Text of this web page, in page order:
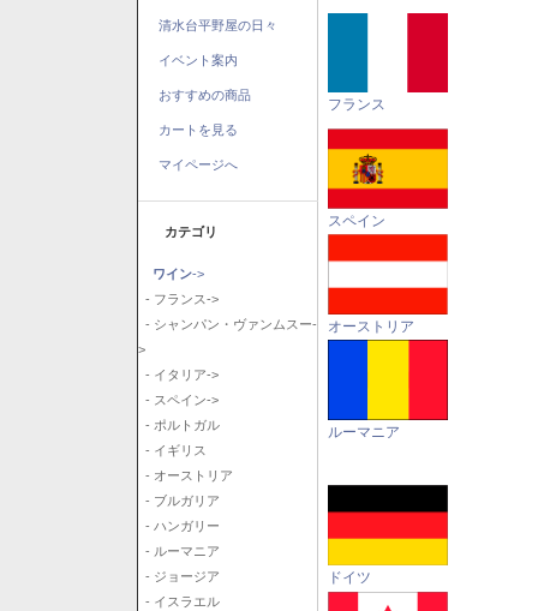
清水台平野屋の日々
イベント案内
おすすめの商品
カートを見る
マイページへ
カテゴリ
ワイン->
- フランス->
- シャンパン・ヴァンムスー-
>
- イタリア->
- スペイン->
- ポルトガル
- イギリス
- オーストリア
- ブルガリア
- ハンガリー
- ルーマニア
- ジョージア
- イスラエル
フランス
スペイン
オーストリア
ルーマニア
ドイツ